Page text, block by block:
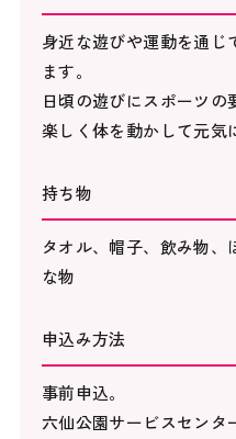
身近な遊びや運動を通じ
ます。
日頃の遊びにスポーツの
楽しく体を動かして元気
持ち物
タオル、帽子、飲み物
な物
申込み方法
事前申込。
六仙公園サービスセン